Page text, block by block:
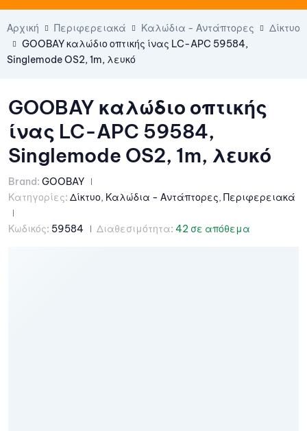
Αρχική Περιφερειακά Καλώδια - Αντάπτορες
Δίκτυο
GOOBAY καλώδιο οπτικής ίνας LC-APC 59584,
Singlemode OS2, 1m, λευκό
GOOBAY καλώδιο οπτικής
ίνας LC-APC 59584,
Singlemode OS2, 1m, λευκό
Brand: GOOBAY
Κατηγορίες: Δίκτυο, Καλώδια - Αντάπτορες, Περιφερειακά
Κωδικός: 59584 Διαθεσιμότητα: 42 σε απόθεμα